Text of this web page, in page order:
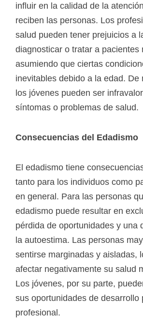
influir en la calidad de la
reciben las personas. Los
salud pueden tener prejuicios a
diagnosticar o tratar a pacientes
asumiendo que ciertas
inevitables debido a la edad. De
los jóvenes pueden ser
síntomas o problemas de salud.
Consecuencias del Edadismo
El edadismo tiene
tanto para los individuos como
en general. Para las personas
edadismo puede resultar en
pérdida de oportunidades y una
la autoestima. Las personas
sentirse marginadas y aisladas,
afectar negativamente su salud
Los jóvenes, por su parte,
sus oportunidades de desarrollo
profesional.